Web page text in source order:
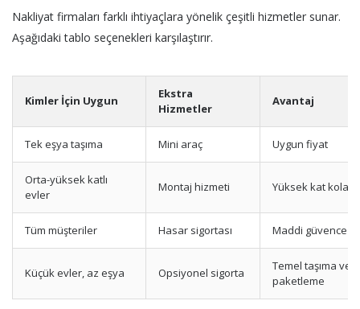
Nakliyat firmaları farklı ihtiyaçlara yönelik çeşitli hizmetler sunar.
Aşağıdaki tablo seçenekleri karşılaştırır.
Kimler İçin Uygun
Ekstra
Hizmetler
Avantaj
Tek eşya taşıma Mini araç Uygun fiyat
Orta-yüksek katlı
evler
Montaj hizmeti Yüksek kat
Tüm müşteriler Hasar sigortası Maddi güvence
Küçük evler, az eşya Opsiyonel sigorta
Temel taşıma ve
paketleme